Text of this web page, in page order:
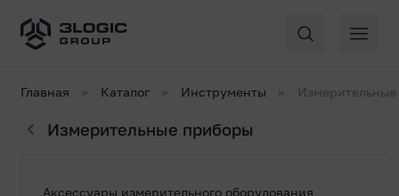
Главная Каталог Инструменты
Измерительные приборы
Аксессуары измерительного оборудования